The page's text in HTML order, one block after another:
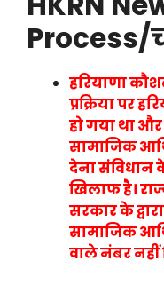
Process/
हरियाणा
प्रक्रिया पर
हो गया था और
सामाजिक
देना संविधान
खिलाफ है।
सरकार के
सामाजिक
वाले नंबर